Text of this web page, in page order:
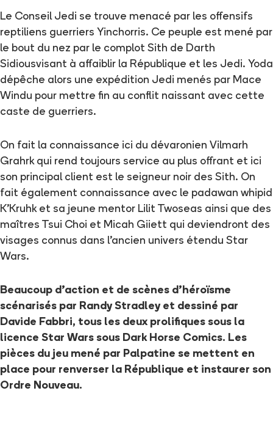
Le Conseil Jedi se trouve menacé par les offensifs
reptiliens guerriers Yinchorris. Ce peuple est mené par
le bout du nez par le complot Sith de Darth
Sidiousvisant à affaiblir la République et les Jedi. Yoda
dépêche alors une expédition Jedi menés par Mace
Windu pour mettre fin au conflit naissant avec cette
caste de guerriers.
On fait la connaissance ici du dévaronien Vilmarh
Grahrk qui rend toujours service au plus offrant et ici
son principal client est le seigneur noir des Sith. On
fait également connaissance avec le padawan whipid
K'Kruhk et sa jeune mentor Lilit Twoseas ainsi que des
maîtres Tsui Choi et Micah Giiett qui deviendront des
visages connus dans l'ancien univers étendu Star
Wars.
Beaucoup d'action et de scènes d'héroïsme
scénarisés par Randy Stradley et dessiné par
Davide Fabbri, tous les deux prolifiques sous la
licence Star Wars sous Dark Horse Comics. Les
pièces du jeu mené par Palpatine se mettent en
place pour renverser la République et instaurer son
Ordre Nouveau.